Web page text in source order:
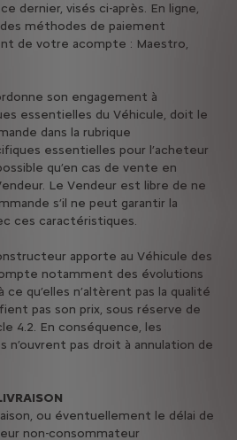
dernier, visés ci-après. En ligne,
méthodes de paiement
de votre acompte : Maestro,
son engagement à
essentielles du Véhicule, doit le
dans la rubrique
essentielles pour l’acheteur
qu’en cas de vente en
Le Vendeur est libre de ne
s’il ne peut garantir la
ces caractéristiques.
apporte au Véhicule des
notamment des évolutions
ce qu’elles n’altèrent pas la qualité
pas son prix, sous réserve de
4.2. En conséquence, les
n’ouvrent pas droit à annulation de
ou éventuellement le délai de
non-consommateur